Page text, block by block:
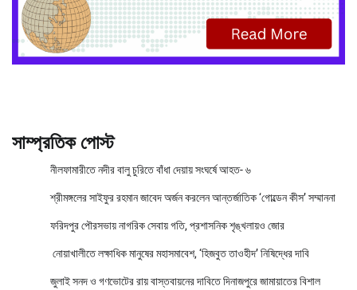
সাম্প্রতিক পোস্ট
নীলফামারীতে নদীর বালু চুরিতে বাঁধা দেয়ায় সংঘর্ষে আহত- ৬
শ্রীমঙ্গলের সাইফুর রহমান জাবেদ অর্জন করলেন আন্তর্জাতিক ‘গোল্ডেন কীস’ সম্মাননা
ফরিদপুর পৌরসভায় নাগরিক সেবায় গতি, প্রশাসনিক শৃঙ্খলায়ও জোর
নোয়াখালীতে লক্ষাধিক মানুষের মহাসমাবেশ, ‘হিজবুত তাওহীদ’ নিষিদ্ধের দাবি
জুলাই সনদ ও গণভোটের রায় বাস্তবায়নের দাবিতে দিনাজপুরে জামায়াতের বিশাল